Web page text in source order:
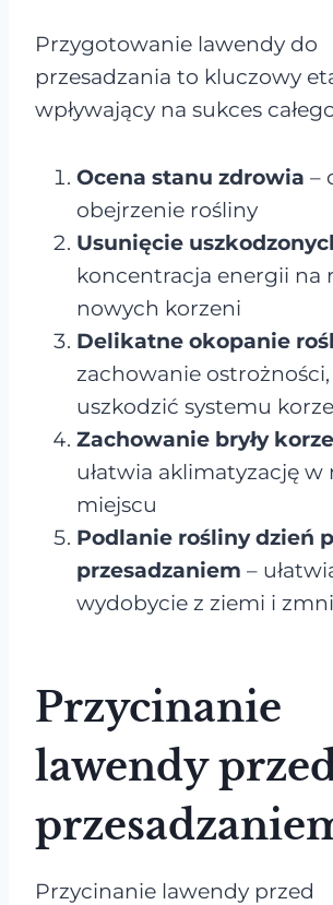
Przygotowanie lawendy do
przesadzania to kluczowy
wpływający na sukces
Ocena stanu zdrowia –
obejrzenie rośliny
Usunięcie
koncentracja energii na
nowych korzeni
Delikatne okopanie
zachowanie
uszkodzić systemu
Zachowanie bryły
ułatwia aklimatyzację w
miejscu
Podlanie rośliny dzień
przesadzaniem –
wydobycie z ziemi i
Przycinanie
lawendy
Przycinanie lawendy przed